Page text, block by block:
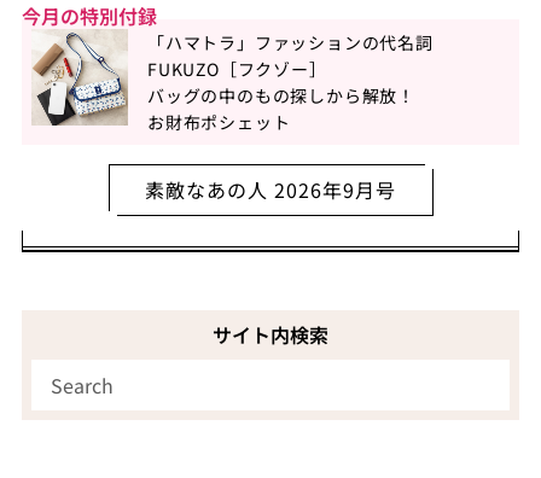
今月の特別付録
「ハマトラ」ファッションの代名詞
FUKUZO［フクゾー］
バッグの中のもの探しから解放！
お財布ポシェット
素敵なあの人 2026年9月号
サイト内検索